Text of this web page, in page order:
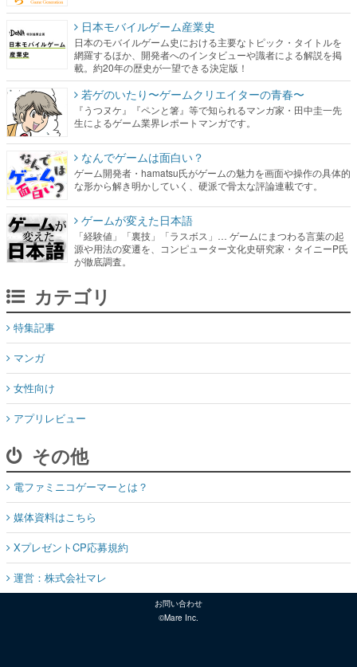
日本モバイルゲーム産業史
日本のモバイルゲーム史における主要なトピック・タイトルを
網羅するほか、開発者へのインタビューや識者による解説を掲
載。約20年の歴史が一望できる決定版！
若ゲのいたり〜ゲームクリエイターの青春〜
『うつヌケ』『ペンと箸』等で知られるマンガ家・田中圭一先
生によるゲーム業界レポートマンガです。
なんでゲームは面白い？
ゲーム開発者・hamatsu氏がゲームの魅力を画面や操作の具体的
な形から解き明かしていく、硬派で骨太な評論連載です。
ゲームが変えた日本語
「経験値」「裏技」「ラスボス」… ゲームにまつわる言葉の起
源や用法の変遷を、コンピューター文化史研究家・タイニーP氏
が徹底調査。
カテゴリ
特集記事
マンガ
女性向け
アプリレビュー
その他
電ファミニコゲーマーとは？
媒体資料はこちら
XプレゼントCP応募規約
運営：株式会社マレ
お問い合わせ
©Mare Inc.